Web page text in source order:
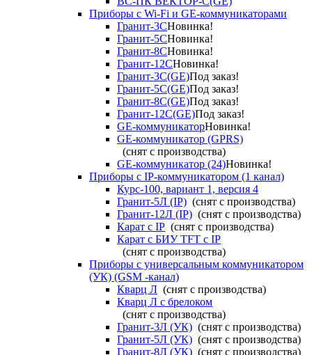
Приборы с Wi-Fi и GE-коммуникаторами
Гранит-3СНовинка!
Гранит-5СНовинка!
Гранит-8СНовинка!
Гранит-12СНовинка!
Гранит-3С(GE)Под заказ!
Гранит-5С(GE)Под заказ!
Гранит-8С(GE)Под заказ!
Гранит-12С(GE)Под заказ!
GE-коммуникаторНовинка!
GE-коммуникатор (GPRS)
(снят с производства)
GE-коммуникатор (24)Новинка!
Приборы с IP-коммуникатором (1 канал)
Курс-100, вариант 1, версия 4
Гранит-5Л (IP) (снят с производства)
Гранит-12Л (IP) (снят с производства)
Карат с IP (снят с производства)
Карат с БИУ TFT с IP
(снят с производства)
Приборы с универсальным коммуникатором
(УК) (GSM -канал)
Кварц Л (снят с производства)
Кварц Л с брелоком
(снят с производства)
Гранит-3Л (УК) (снят с производства)
Гранит-5Л (УК) (снят с производства)
Гранит-8Л (УК) (снят с производства)